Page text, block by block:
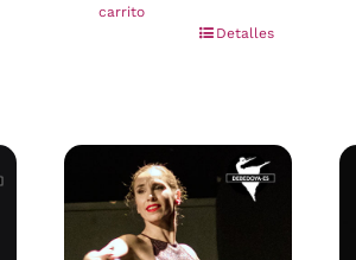
carrito
Detalles